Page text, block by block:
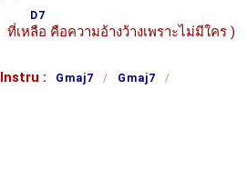
ที่เห
D7
ลือ คือความอ้างว้างเพราะไม่มีใคร )
Instru : Gmaj7 Gmaj7